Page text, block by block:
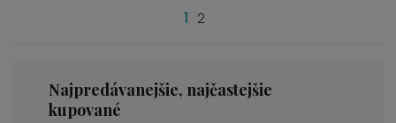
1 2
Najpredávanejšie, najčastejšie
kupované